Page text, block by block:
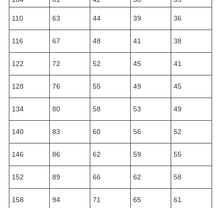
110 63 44 39 36
116 67 48 41 38
122 72 52 45 41
128 76 55 49 45
134 80 58 53 49
140 83 60 56 52
146 86 62 59 55
152 89 66 62 58
158 94 71 65 61